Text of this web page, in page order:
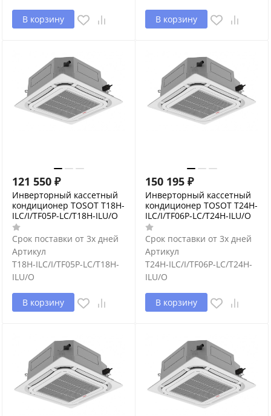
В корзину В корзину
121 550 ₽
Инверторный кассетный
кондиционер TOSOT T18H-
ILC/I/TF05P-LC/T18H-ILU/O
Срок поставки от 3х дней
Артикул
T18H-ILC/I/TF05P-LC/T18H-
ILU/O
В корзину
150 195 ₽
Инверторный кассетный
кондиционер TOSOT T24H-
ILC/I/TF06P-LC/T24H-ILU/O
Срок поставки от 3х дней
Артикул
T24H-ILC/I/TF06P-LC/T24H-
ILU/O
В корзину